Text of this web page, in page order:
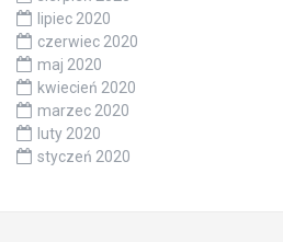
lipiec 2020
czerwiec 2020
maj 2020
kwiecień 2020
marzec 2020
luty 2020
styczeń 2020